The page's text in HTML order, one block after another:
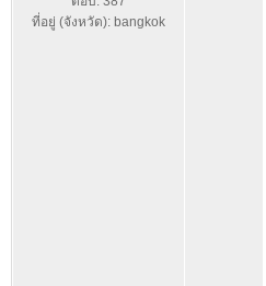
ที่อยู่ (จังหวัด): bangkok